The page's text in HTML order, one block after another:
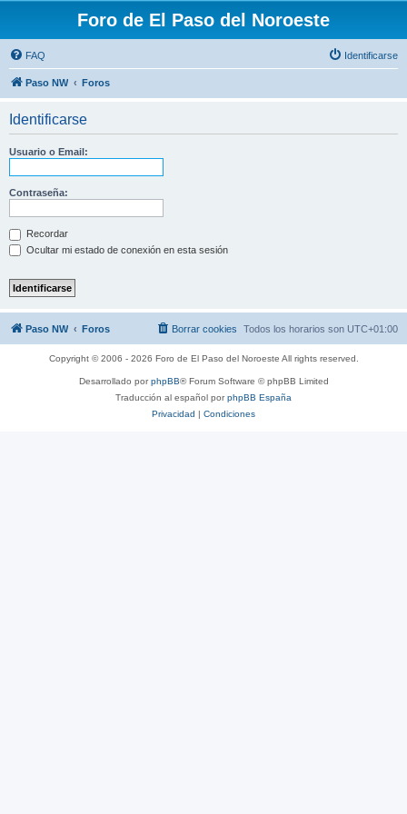
Foro de El Paso del Noroeste
FAQ Identificarse
Paso NW Foros
Identificarse
Usuario o Email:
Contraseña:
Recordar
Ocultar mi estado de conexión en esta sesión
Paso NW Foros Todos los horarios son UTC+01:00
Borrar cookies
Copyright © 2006 - 2026 Foro de El Paso del Noroeste All rights reserved.
Desarrollado porphpBB® Forum Software © phpBB Limited
Traducción al español porphpBB España
Privacidad | Condiciones